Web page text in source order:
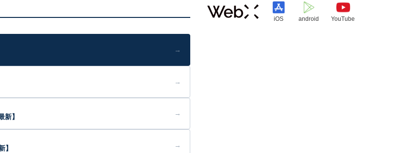
→
→
】 →
】 →
iOS android YouTube